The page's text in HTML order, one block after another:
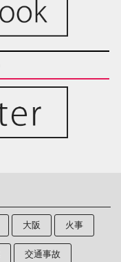
大阪 火事
交通事故